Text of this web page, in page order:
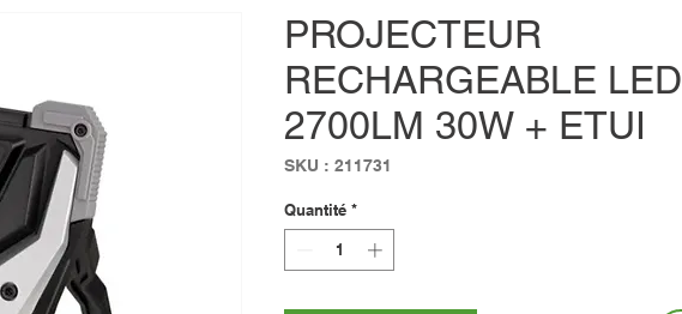
PROJECTEUR
RECHARGEABLE LED
2700LM 30W + ETUI
SKU : 211731
Quantité *